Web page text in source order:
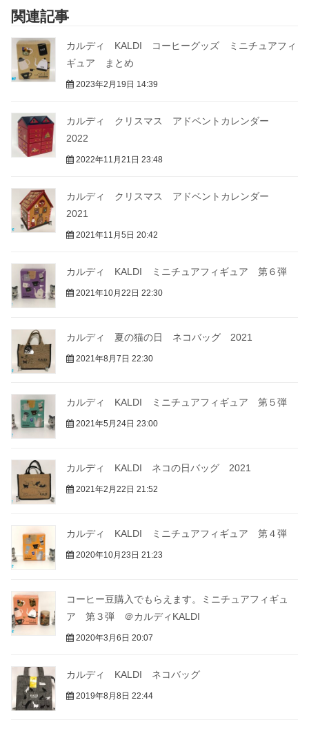
関連記事
カルディ KALDI コーヒーグッズ ミニチュアフィ
ギュア まとめ
2023年2月19日 14:39
カルディ クリスマス アドベントカレンダー
2022
2022年11月21日 23:48
カルディ クリスマス アドベントカレンダー
2021
2021年11月5日 20:42
カルディ KALDI ミニチュアフィギュア 第６弾
2021年10月22日 22:30
カルディ 夏の猫の日 ネコバッグ 2021
2021年8月7日 22:30
カルディ KALDI ミニチュアフィギュア 第５弾
2021年5月24日 23:00
カルディ KALDI ネコの日バッグ 2021
2021年2月22日 21:52
カルディ KALDI ミニチュアフィギュア 第４弾
2020年10月23日 21:23
コーヒー豆購入でもらえます。ミニチュアフィギュ
ア 第３弾 ＠カルディKALDI
2020年3月6日 20:07
カルディ KALDI ネコバッグ
2019年8月8日 22:44